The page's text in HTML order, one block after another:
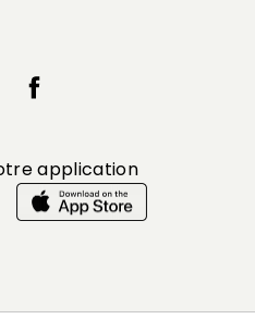
application